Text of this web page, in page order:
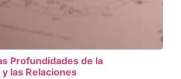
Profundidades de la
las Relaciones